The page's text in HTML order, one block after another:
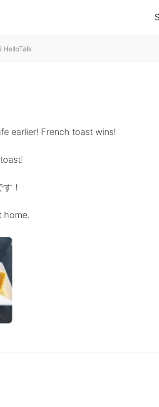
HelloTalk
earlier! French toast wins!
！
home.